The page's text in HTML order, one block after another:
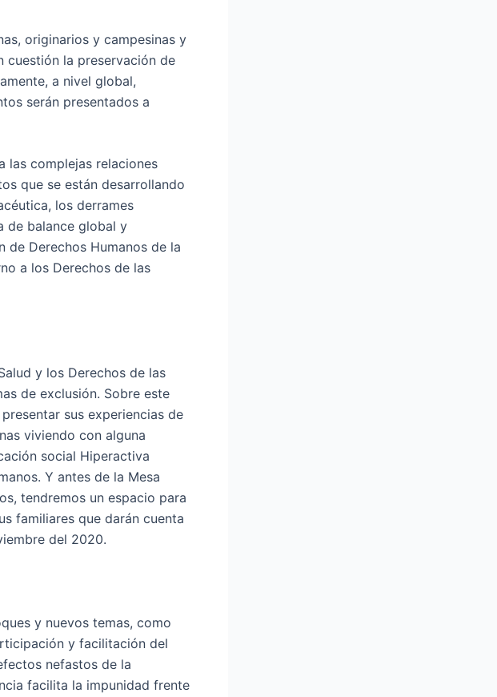
originarios y campesinas y
cuestión la preservación de
a nivel global,
serán presentados a
las complejas relaciones
que se están desarrollando
los derrames
de balance global y
de Derechos Humanos de la
a los Derechos de las
y los Derechos de las
de exclusión. Sobre este
sus experiencias de
viviendo con alguna
social Hiperactiva
Y antes de la Mesa
tendremos un espacio para
familiares que darán cuenta
del 2020.
y nuevos temas, como
y facilitación del
nefastos de la
facilita la impunidad frente